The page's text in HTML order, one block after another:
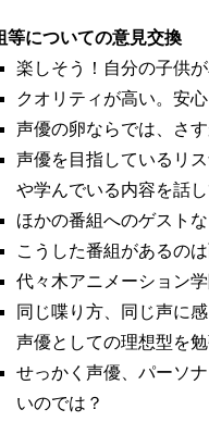
等についての意見交換
楽しそう！自分の子供
クオリティが高い。安
声優の卵ならでは、さ
声優を目指しているリ
や学んでいる内容を話
ほかの番組へのゲスト
こうした番組があるのは
代々木アニメーション
同じ喋り方、同じ声に
声優としての理想型を
せっかく声優、パーソ
いのでは？